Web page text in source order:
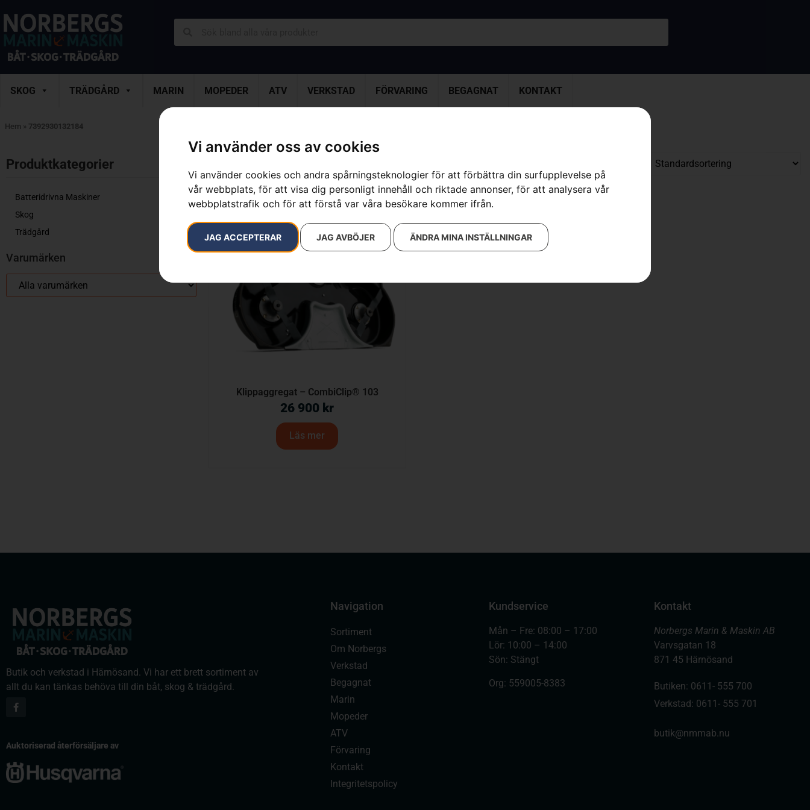
Vi använder oss av cookies
Vi använder cookies och andra spårningsteknologier för att förbättra din surfupplevelse på
vår webbplats, för att visa dig personligt innehåll och riktade annonser, för att analysera vår
webbplatstrafik och för att förstå var våra besökare kommer ifrån.
JAG ACCEPTERAR JAG AVBÖJER ÄNDRA MINA INSTÄLLNINGAR
SKOG TRÄDGÅRD MARIN MOPEDER ATV VERKSTAD FÖRVARING BEGAGNAT KONTAKT
Hem » 7392930132184
Produktkategorier​
Batteridrivna Maskiner
Skog
Trädgård
Varumärken
Klippaggregat – CombiClip® 103
26 900 kr
Läs mer
Butik och verkstad i Härnösand. Vi har ett brett sortiment av
allt du kan tänkas behöva till din båt, skog & trädgård.
Auktoriserad återförsäljare av
Navigation
Sortiment
Om Norbergs
Verkstad
Begagnat
Marin
Mopeder
ATV
Förvaring
Kontakt
Integritetspolicy
Kundservice
Mån – Fre: 08:00 – 17:00
Lör: 10:00 – 14:00
Sön: Stängt
Org: 559005-8383
Kontakt
Norbergs Marin & Maskin AB
Varvsgatan 18
871 45 Härnösand
Butiken: 0611- 555 700
Verkstad: 0611- 555 701
butik@nmmab.nu